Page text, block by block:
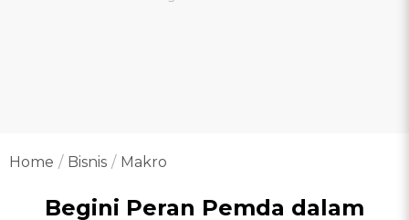
Home Bisnis Makro
Begini Peran Pemda dalam